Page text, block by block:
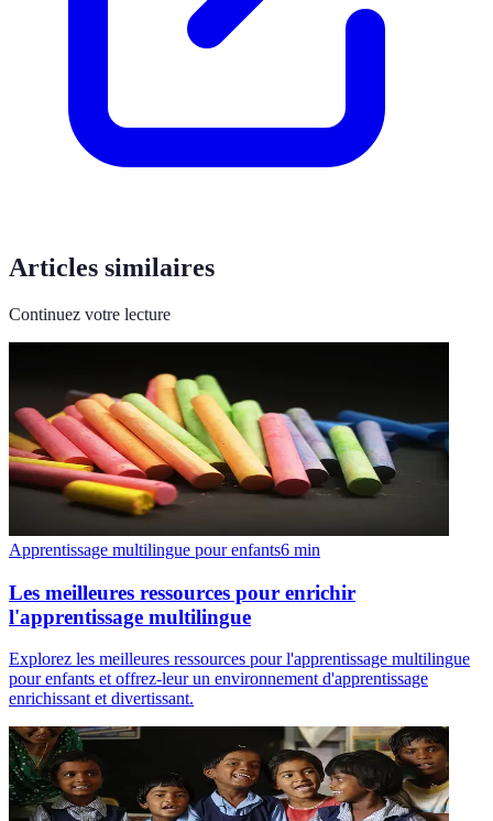
Articles similaires
Continuez votre lecture
Apprentissage multilingue pour enfants6 min
Les meilleures ressources pour enrichir
l'apprentissage multilingue
Explorez les meilleures ressources pour l'apprentissage multilingue
pour enfants et offrez-leur un environnement d'apprentissage
enrichissant et divertissant.